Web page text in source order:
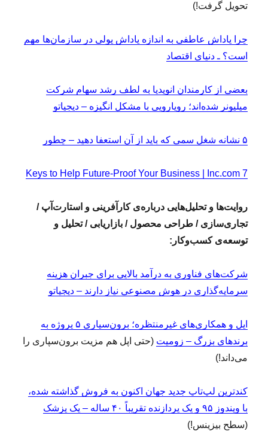
تحویل گرفت!)
چرا پاداش عاطفی به اندازه پاداش پولی در سازمان‌ها مهم
است؟ ـ دنیای اقتصاد
بعضی از کارمندان انویدیا به‌ لطف رشد سهام شرکت
میلیونر شده‌اند؛ رویارویی با مشکل انگیزه – دیجیاتو
۵ نشانه شغل سمی که باید از آن استعفا دهید – چطور
7 Keys to Help Future-Proof Your Business | Inc.com
روایت‌ها و تحلیل‌هایی درباره‌ی کارآفرینی و استارت‌آپ /
تجاری‌سازی / طراحی محصول / بازاریابی / تحلیل و
توسعه‌ی کسب‌وکار:
شرکت‌های فناوری به درآمد بالایی برای جبران هزینه
سرمایه‌گذاری در هوش مصنوعی نیاز دارند – دیجیاتو
اپل و همکاری‌های غیرمنتظره؛ برون‌سپاری ۵ پروژه به
برندهای بزرگ – زومیت (حتی اپل هم مزیت برون‌سپاری را
می‌داند!)
کندترین لپ‌تاپ جدید جهان اکنون به فروش گذاشته شده،
با ویندوز ۹۵ و یک پردازنده تقریباً ۴۰ ساله – یک پزشک
(سطح بیزینس!)